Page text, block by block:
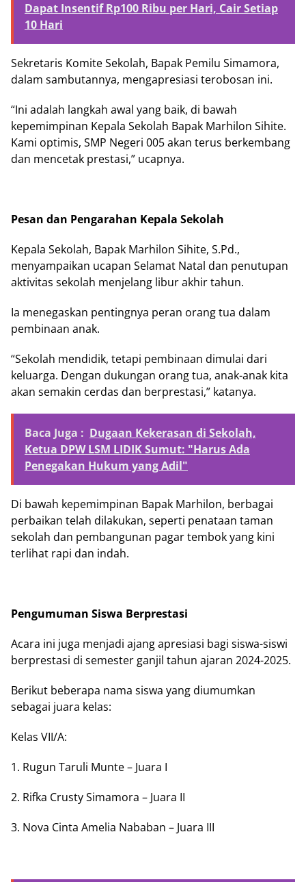
Dapat Insentif Rp100 Ribu per Hari, Cair Setiap
10 Hari
Sekretaris Komite Sekolah, Bapak Pemilu Simamora,
dalam sambutannya, mengapresiasi terobosan ini.
“Ini adalah langkah awal yang baik, di bawah
kepemimpinan Kepala Sekolah Bapak Marhilon Sihite.
Kami optimis, SMP Negeri 005 akan terus berkembang
dan mencetak prestasi,” ucapnya.
Pesan dan Pengarahan Kepala Sekolah
Kepala Sekolah, Bapak Marhilon Sihite, S.Pd.,
menyampaikan ucapan Selamat Natal dan penutupan
aktivitas sekolah menjelang libur akhir tahun.
Ia menegaskan pentingnya peran orang tua dalam
pembinaan anak.
“Sekolah mendidik, tetapi pembinaan dimulai dari
keluarga. Dengan dukungan orang tua, anak-anak kita
akan semakin cerdas dan berprestasi,” katanya.
Baca Juga : Dugaan Kekerasan di Sekolah,
Ketua DPW LSM LIDIK Sumut: "Harus Ada
Penegakan Hukum yang Adil"
Di bawah kepemimpinan Bapak Marhilon, berbagai
perbaikan telah dilakukan, seperti penataan taman
sekolah dan pembangunan pagar tembok yang kini
terlihat rapi dan indah.
Pengumuman Siswa Berprestasi
Acara ini juga menjadi ajang apresiasi bagi siswa-siswi
berprestasi di semester ganjil tahun ajaran 2024-2025.
Berikut beberapa nama siswa yang diumumkan
sebagai juara kelas:
Kelas VII/A:
1. Rugun Taruli Munte – Juara I
2. Rifka Crusty Simamora – Juara II
3. Nova Cinta Amelia Nababan – Juara III